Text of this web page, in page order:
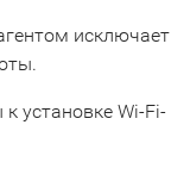
исключает
установке Wi-Fi-